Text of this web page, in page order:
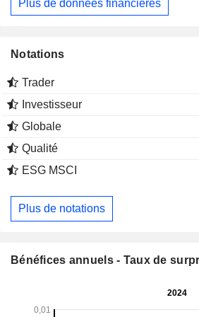
Plus de données financières
Notations
Trader
Investisseur
Globale
Qualité
ESG MSCI
Plus de notations
Bénéfices annuels - Taux de